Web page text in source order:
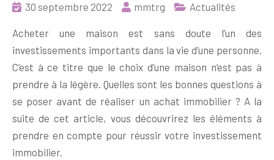
30 septembre 2022 mmtrg Actualités
Acheter une maison est sans doute l’un des
investissements importants dans la vie d’une personne.
C’est à ce titre que le choix d’une maison n’est pas à
prendre à la légère. Quelles sont les bonnes questions à
se poser avant de réaliser un achat immobilier ? A la
suite de cet article, vous découvrirez les éléments à
prendre en compte pour réussir votre investissement
immobilier.